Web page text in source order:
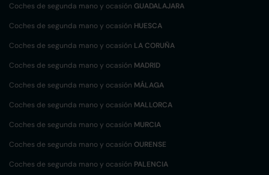
Coches de segunda mano y ocasión GUADALAJARA
Coches de segunda mano y ocasión HUESCA
Coches de segunda mano y ocasión LA CORUÑA
Coches de segunda mano y ocasión MADRID
Coches de segunda mano y ocasión MÁLAGA
Coches de segunda mano y ocasión MALLORCA
Coches de segunda mano y ocasión MURCIA
Coches de segunda mano y ocasión OURENSE
Coches de segunda mano y ocasión PALENCIA